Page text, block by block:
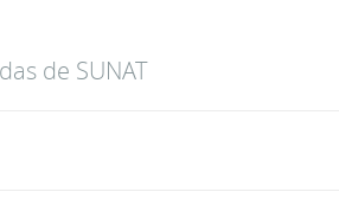
de SUNAT